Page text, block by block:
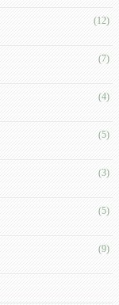
(12)
(7)
(4)
(5)
(3)
(5)
(9)